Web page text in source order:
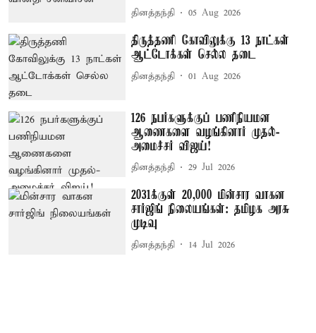
தினத்தந்தி 05 Aug 2026
திருத்தணி கோவிலுக்கு 13 நாட்கள்
ஆட்டோக்கள் செல்ல தடை
தினத்தந்தி 01 Aug 2026
126 நபர்களுக்குப் பணிநியமன
ஆணைகளை வழங்கினார் முதல்-
அமைச்சர் விஜய்!
தினத்தந்தி 29 Jul 2026
2031க்குள் 20,000 மின்சார வாகன
சார்ஜிங் நிலையங்கள்: தமிழக அரசு
முடிவு
தினத்தந்தி 14 Jul 2026